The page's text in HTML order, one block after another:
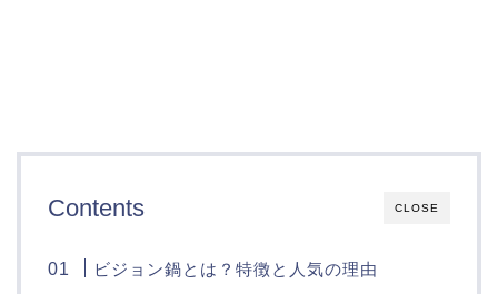
CLOSE
Contents
ビジョン鍋とは？特徴と人気の理由